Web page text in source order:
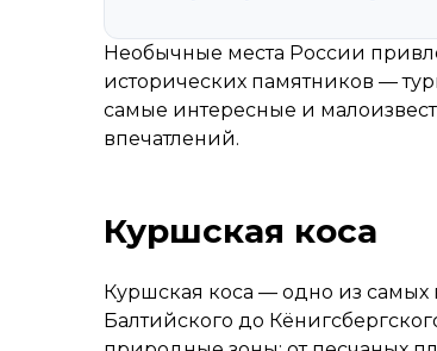
Необычные места России
исторических памятников —
самые интересные и
впечатлений.
Куршская коса
Куршская коса — одно из самых
Балтийского до